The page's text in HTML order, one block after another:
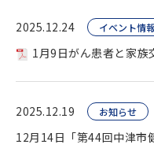
2025.12.24 イベント情
1月9日がん患者と家族
2025.12.19 お知らせ